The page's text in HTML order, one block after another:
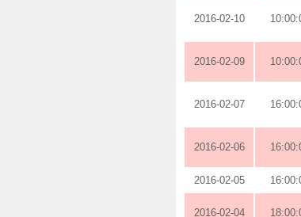
2016-02-10
2016-02-09
2016-02-07
2016-02-06
2016-02-05
2016-02-04